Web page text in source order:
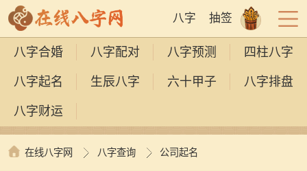
八字 抽签
八字合婚 八字配对 八字预测 四柱八字
八字起名 生辰八字 六十甲子 八字排盘
八字财运
在线八字网 八字查询 公司起名